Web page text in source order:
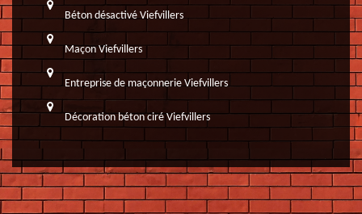
Béton désactivé Viefvillers
Maçon Viefvillers
Entreprise de maçonnerie Viefvillers
Décoration béton ciré Viefvillers